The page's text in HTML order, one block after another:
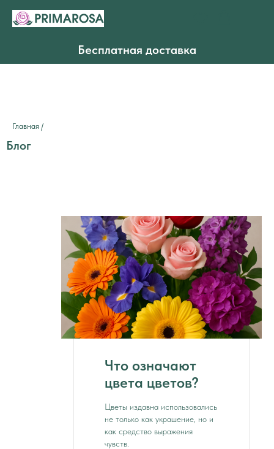
Бесплатная доставка
Блог
Главная /
Что означают
цвета цветов?
Цветы издавна использовались
не только как украшение, но и
как средство выражения
чувств.